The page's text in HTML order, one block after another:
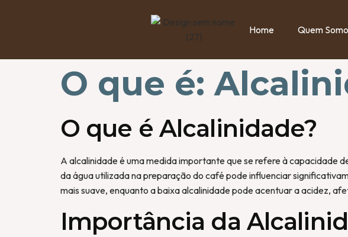
Home Quem
O que é:
O que é Alcalinidade?
A alcalinidade é uma medida importante que se refere à capacidade
da água utilizada na preparação do café pode influenciar
mais suave, enquanto a baixa alcalinidade pode acentuar a acidez,
Importância da